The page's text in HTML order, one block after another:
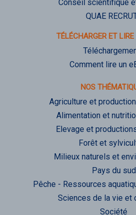
Conseil scientifique
QUAE
TÉLÉCHARGER ET
Comment lire un
NOS
Agriculture et
Alimentation et
Elevage et
Forêt et
Milieux naturels et
Pays du sud
Pêche - Ressources
Sciences de la vie et
Société